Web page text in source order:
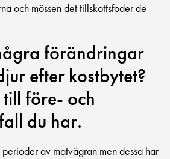
och mössen det tillskottsfoder de
förändringar
efter kostbytet?
före- och
du har.
av matvägran men dessa har